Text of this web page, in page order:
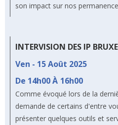
son impact sur nos
INTERVISION DES IP
Ven - 15 Août 2025
De 14h00 À 16h00
Comme évoqué lors de la
demande de certains d'entre
présenter quelques outils et